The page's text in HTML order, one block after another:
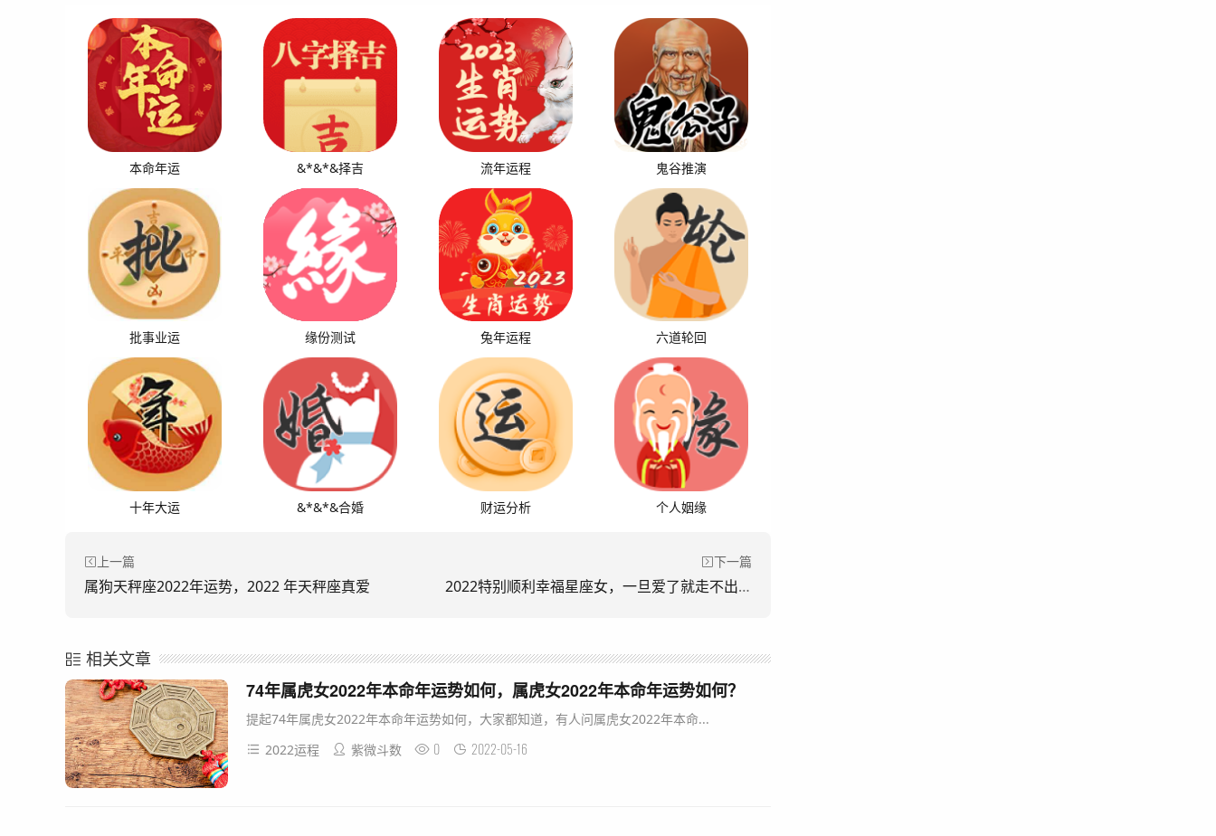
本命年运 &*&*&择吉 流年运程 鬼谷推演
批事业运 缘份测试 兔年运程 六道轮回
十年大运 &*&*&合婚 财运分析 个人姻缘
上一篇
属狗天秤座2022年运势，2022 年天秤座真爱
下一篇
2022特别顺利幸福星座女，一旦爱了就走不出来的星座男
相关文章
74年属虎女2022年本命年运势如何，属虎女2022年本命年运势如何？
提起74年属虎女2022年本命年运势如何，大家都知道，有人问属虎女2022年本命...
2022运程
紫微斗数 0 2022-05-16